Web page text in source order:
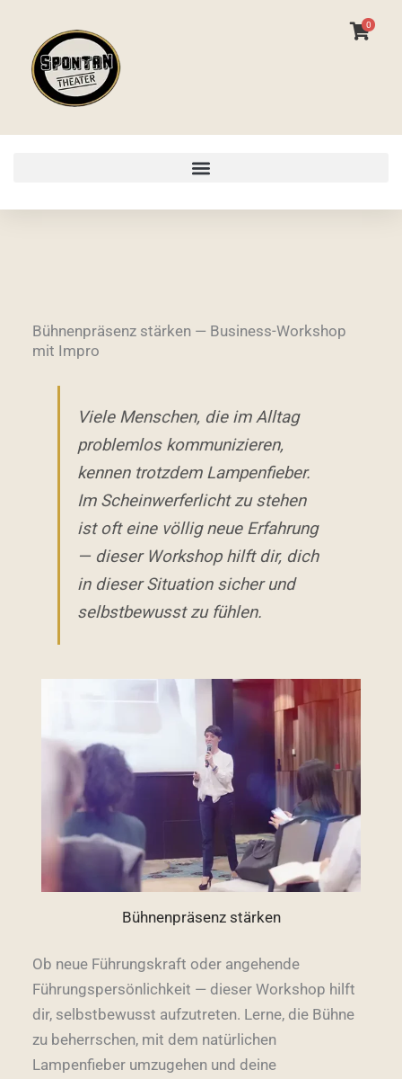
springen
0
Bühnenpräsenz stärken — Business-Workshop
mit Impro
Viele Menschen, die im Alltag
problemlos kommunizieren,
kennen trotzdem Lampenfieber.
Im Scheinwerferlicht zu stehen
ist oft eine völlig neue Erfahrung
— dieser Workshop hilft dir, dich
in dieser Situation sicher und
selbstbewusst zu fühlen.
Bühnenpräsenz stärken
Ob neue Führungskraft oder angehende
Führungspersönlichkeit — dieser Workshop hilft
dir, selbstbewusst aufzutreten. Lerne, die Bühne
zu beherrschen, mit dem natürlichen
Lampenfieber umzugehen und deine